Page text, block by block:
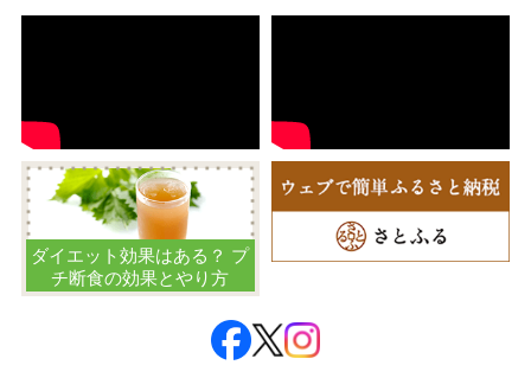
ダイエット効果はある？ プ
チ断食の効果とやり方